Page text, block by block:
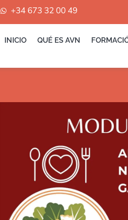
+34 673 32 00 49
INICIO QUÉ ES AVN